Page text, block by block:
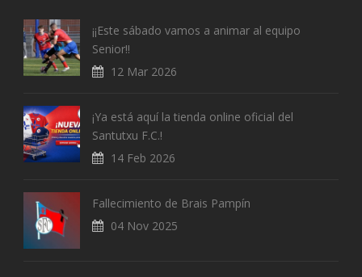
¡¡Este sábado vamos a animar al equipo
Senior!!
12 Mar 2026
¡Ya está aquí la tienda online oficial del
Santutxu F.C.!
14 Feb 2026
Fallecimiento de Brais Pampín
04 Nov 2025